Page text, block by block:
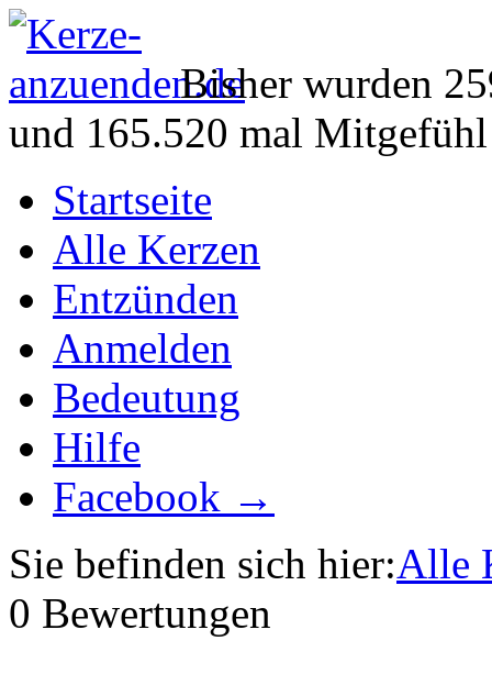
Bisher wurden
und 165.520 mal
Startseite
Alle Kerzen
Entzünden
Anmelden
Bedeutung
Hilfe
Facebook →
Sie befinden sich hier:Alle
0 Bewertungen